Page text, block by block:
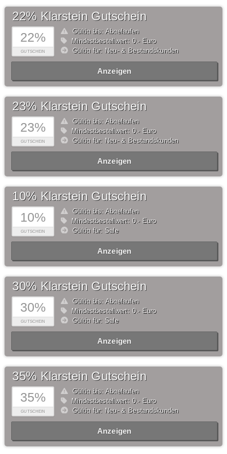
22%
GUTSCHEIN
22% Klarstein Gutschein
Gültig bis: Abgelaufen
Mindestbestellwert: 0,- Euro
Gültig für: Neu- & Bestandskunden
Anzeigen
23%
GUTSCHEIN
23% Klarstein Gutschein
Gültig bis: Abgelaufen
Mindestbestellwert: 0,- Euro
Gültig für: Neu- & Bestandskunden
Anzeigen
10%
GUTSCHEIN
10% Klarstein Gutschein
Gültig bis: Abgelaufen
Mindestbestellwert: 0,- Euro
Gültig für: Sale
Anzeigen
30%
GUTSCHEIN
30% Klarstein Gutschein
Gültig bis: Abgelaufen
Mindestbestellwert: 0,- Euro
Gültig für: Sale
Anzeigen
35%
GUTSCHEIN
35% Klarstein Gutschein
Gültig bis: Abgelaufen
Mindestbestellwert: 0,- Euro
Gültig für: Neu- & Bestandskunden
Anzeigen